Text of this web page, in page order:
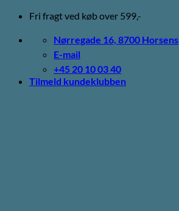
Fortsæt
indhold
Fri fragt ved køb over 599,-
Nørregade 16, 8700 Horsens
E-mail
+45 20 10 03 40
Tilmeld kundeklubben